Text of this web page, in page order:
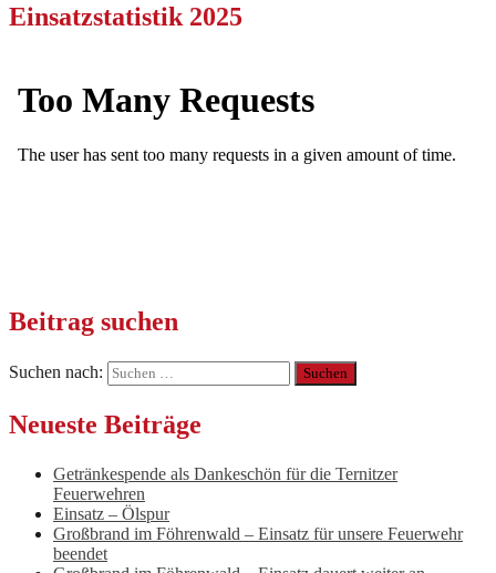
Einsatzstatistik 2025
Beitrag suchen
Suchen nach:
Neueste Beiträge
Getränkespende als Dankeschön für die Ternitzer
Feuerwehren
Einsatz – Ölspur
Großbrand im Föhrenwald – Einsatz für unsere Feuerwehr
beendet